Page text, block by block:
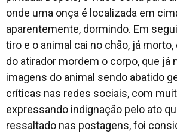
onde uma onça é localizada em
aparentemente, dormindo. Em
tiro e o animal cai no chão, já
do atirador mordem o corpo, que já
imagens do animal sendo abatido
críticas nas redes sociais, com
expressando indignação pelo ato
ressaltado nas postagens, foi